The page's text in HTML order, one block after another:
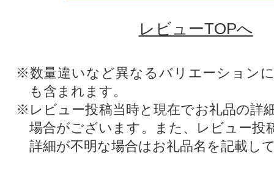
レビューTOPへ
※数量違いなど異なるバリエーション
も含まれます。
※レビュー投稿当時と現在でお礼品の詳
場合がございます。また、レビュー投
詳細が不明な場合はお礼品名を記載し